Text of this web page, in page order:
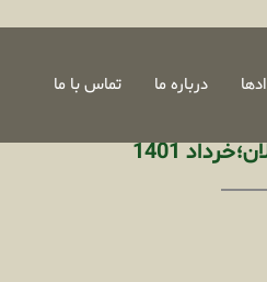
درباره ما تماس با ما
1401